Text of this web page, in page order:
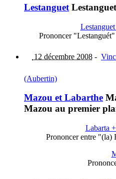
Lestanguet Lestanguet
Prononcer
12 décembre 2008 -
(Aubertin)
Mazou et Labarthe
Mazou au premier
Labarta
Prononcer entre "(la)